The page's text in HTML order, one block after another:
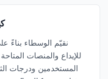
نقيّم الوسطاء بناءً
للإيداع والمنصات
المستخدمين ودرجات